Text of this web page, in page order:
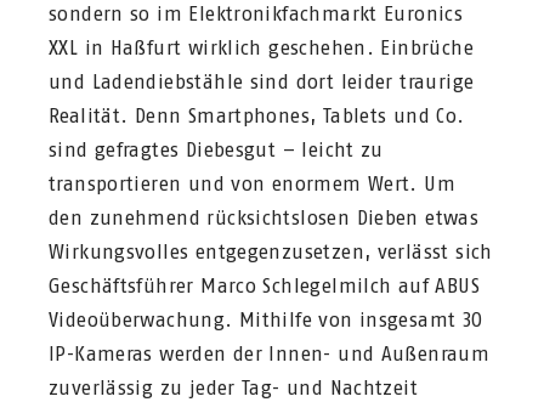
sondern so im Elektronikfachmarkt Euronics
XXL in Haßfurt wirklich geschehen. Einbrüche
und Ladendiebstähle sind dort leider traurige
Realität. Denn Smartphones, Tablets und Co.
sind gefragtes Diebesgut – leicht zu
transportieren und von enormem Wert. Um
den zunehmend rücksichtslosen Dieben etwas
Wirkungsvolles entgegenzusetzen, verlässt sich
Geschäftsführer Marco Schlegelmilch auf ABUS
Videoüberwachung. Mithilfe von insgesamt 30
IP-Kameras werden der Innen- und Außenraum
zuverlässig zu jeder Tag- und Nachtzeit